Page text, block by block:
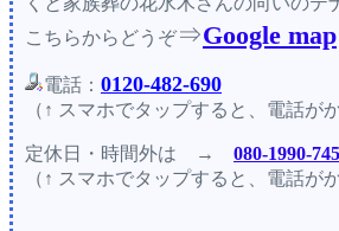
こちらからどうぞ⇒Google map
電話： 0120-482-690
（↑ スマホでタップすると、電話が
定休日・時間外は →
080-1990-
（↑ スマホでタップすると、電話が